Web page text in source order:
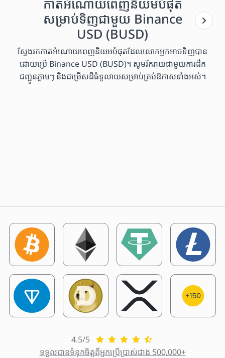
កាតអំណោយពេញនិយមបំផុត
សម្រាប់ទិញជាមួយ Binance
USD (BUSD)
ស្វែងរកកាតអំណោយពេញនិយមបំផុតដែលលោកអ្នកអាចទិញបាន
ដោយប្រើ Binance USD (BUSD)។ សូមរីករាយជាមួយការដឹក
ជញ្ជូនភ្លាមៗ និងជម្រើសដ៏ធំទូលាយសម្រាប់គ្រប់ឱកាសទាំងអស់។
4.5/5
ទទួលបានទំនុកចិត្តពីអ្នកប្រើប្រាស់ជាង 500,000+